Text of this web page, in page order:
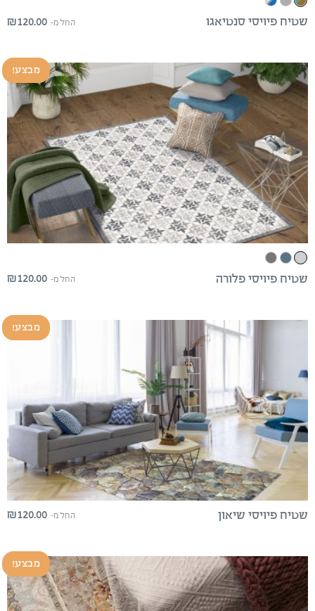
שטיח פיויסי סנטיאגו החל מ- ₪120.00
מבצע!
שטיח פיויסי פלורה החל מ- ₪120.00
מבצע!
שטיח פיויסי שיאון החל מ- ₪120.00
מבצע!